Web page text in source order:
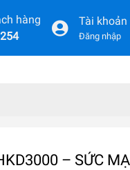
hàng
Tài khoản
Đăng nhập
– SỨC